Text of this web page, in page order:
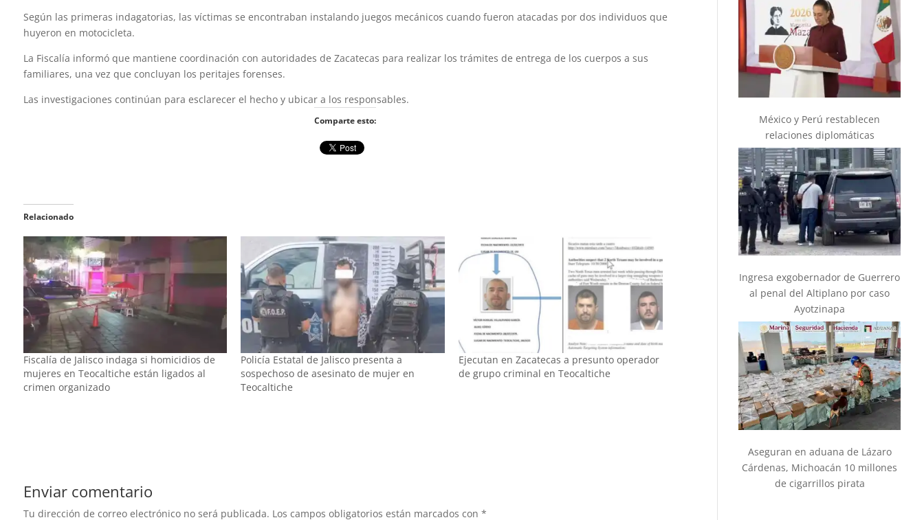
Según las primeras indagatorias, las víctimas se encontraban instalando juegos mecánicos cuando fueron atacadas por dos individuos que
huyeron en motocicleta.
La Fiscalía informó que mantiene coordinación con autoridades de Zacatecas para realizar los trámites de entrega de los cuerpos a sus
familiares, una vez que concluyan los peritajes forenses.
Las investigaciones continúan para esclarecer el hecho y ubicar a los responsables.
Comparte esto:
Relacionado
Fiscalía de Jalisco indaga si homicidios de
mujeres en Teocaltiche están ligados al
crimen organizado
Policía Estatal de Jalisco presenta a
sospechoso de asesinato de mujer en
Teocaltiche
Ejecutan en Zacatecas a presunto operador
de grupo criminal en Teocaltiche
Enviar comentario
Tu dirección de correo electrónico no será publicada. Los campos obligatorios están marcados con *
México y Perú restablecen
relaciones diplomáticas
Ingresa exgobernador de Guerrero
al penal del Altiplano por caso
Ayotzinapa
Aseguran en aduana de Lázaro
Cárdenas, Michoacán 10 millones
de cigarrillos pirata